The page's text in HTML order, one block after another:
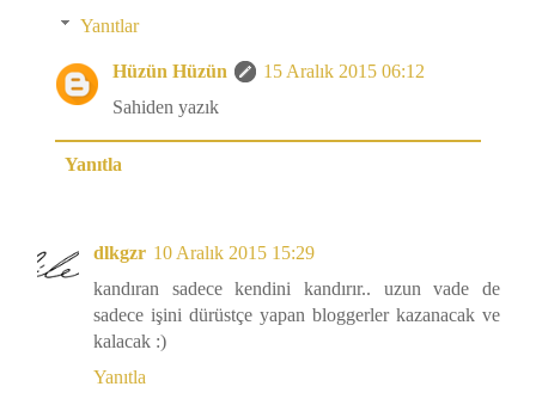
Yanıtlar
Hüzün Hüzün
15 Aralık 2015 06:12
Sahiden yazık
Yanıtla
dlkgzr 10 Aralık 2015 15:29
kandıran sadece kendini kandırır.. uzun vade de
sadece işini dürüstçe yapan bloggerler kazanacak ve
kalacak :)
Yanıtla